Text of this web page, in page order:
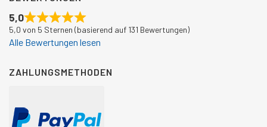
5,0
5,0 von 5 Sternen (basierend auf 131 Bewertungen)
Alle Bewertungen lesen
ZAHLUNGSMETHODEN